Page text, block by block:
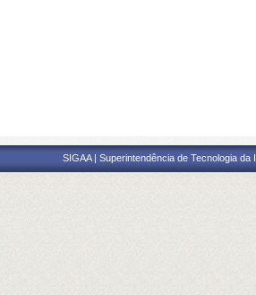
SIGAA | Superintendência de Tecnologia